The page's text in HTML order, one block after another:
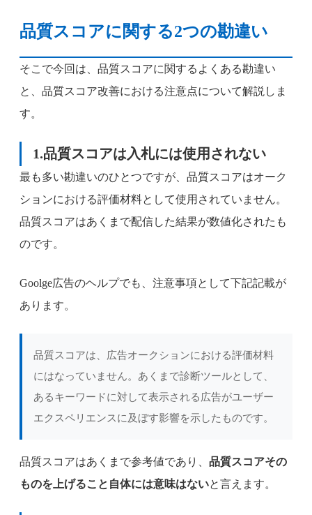
品質スコアに関する2つの勘違い
そこで今回は、品質スコアに関するよくある勘違い
と、品質スコア改善における注意点について解説しま
す。
1.品質スコアは入札には使用されない
最も多い勘違いのひとつですが、品質スコアはオーク
ションにおける評価材料として使用されていません。
品質スコアはあくまで配信した結果が数値化されたも
のです。
Goolge広告のヘルプでも、注意事項として下記記載が
あります。
品質スコアは、広告オークションにおける評価材料
にはなっていません。あくまで診断ツールとして、
あるキーワードに対して表示される広告がユーザー
エクスペリエンスに及ぼす影響を示したものです。
品質スコアはあくまで参考値であり、 品質スコアその
ものを上げること自体には意味はないと言えます。